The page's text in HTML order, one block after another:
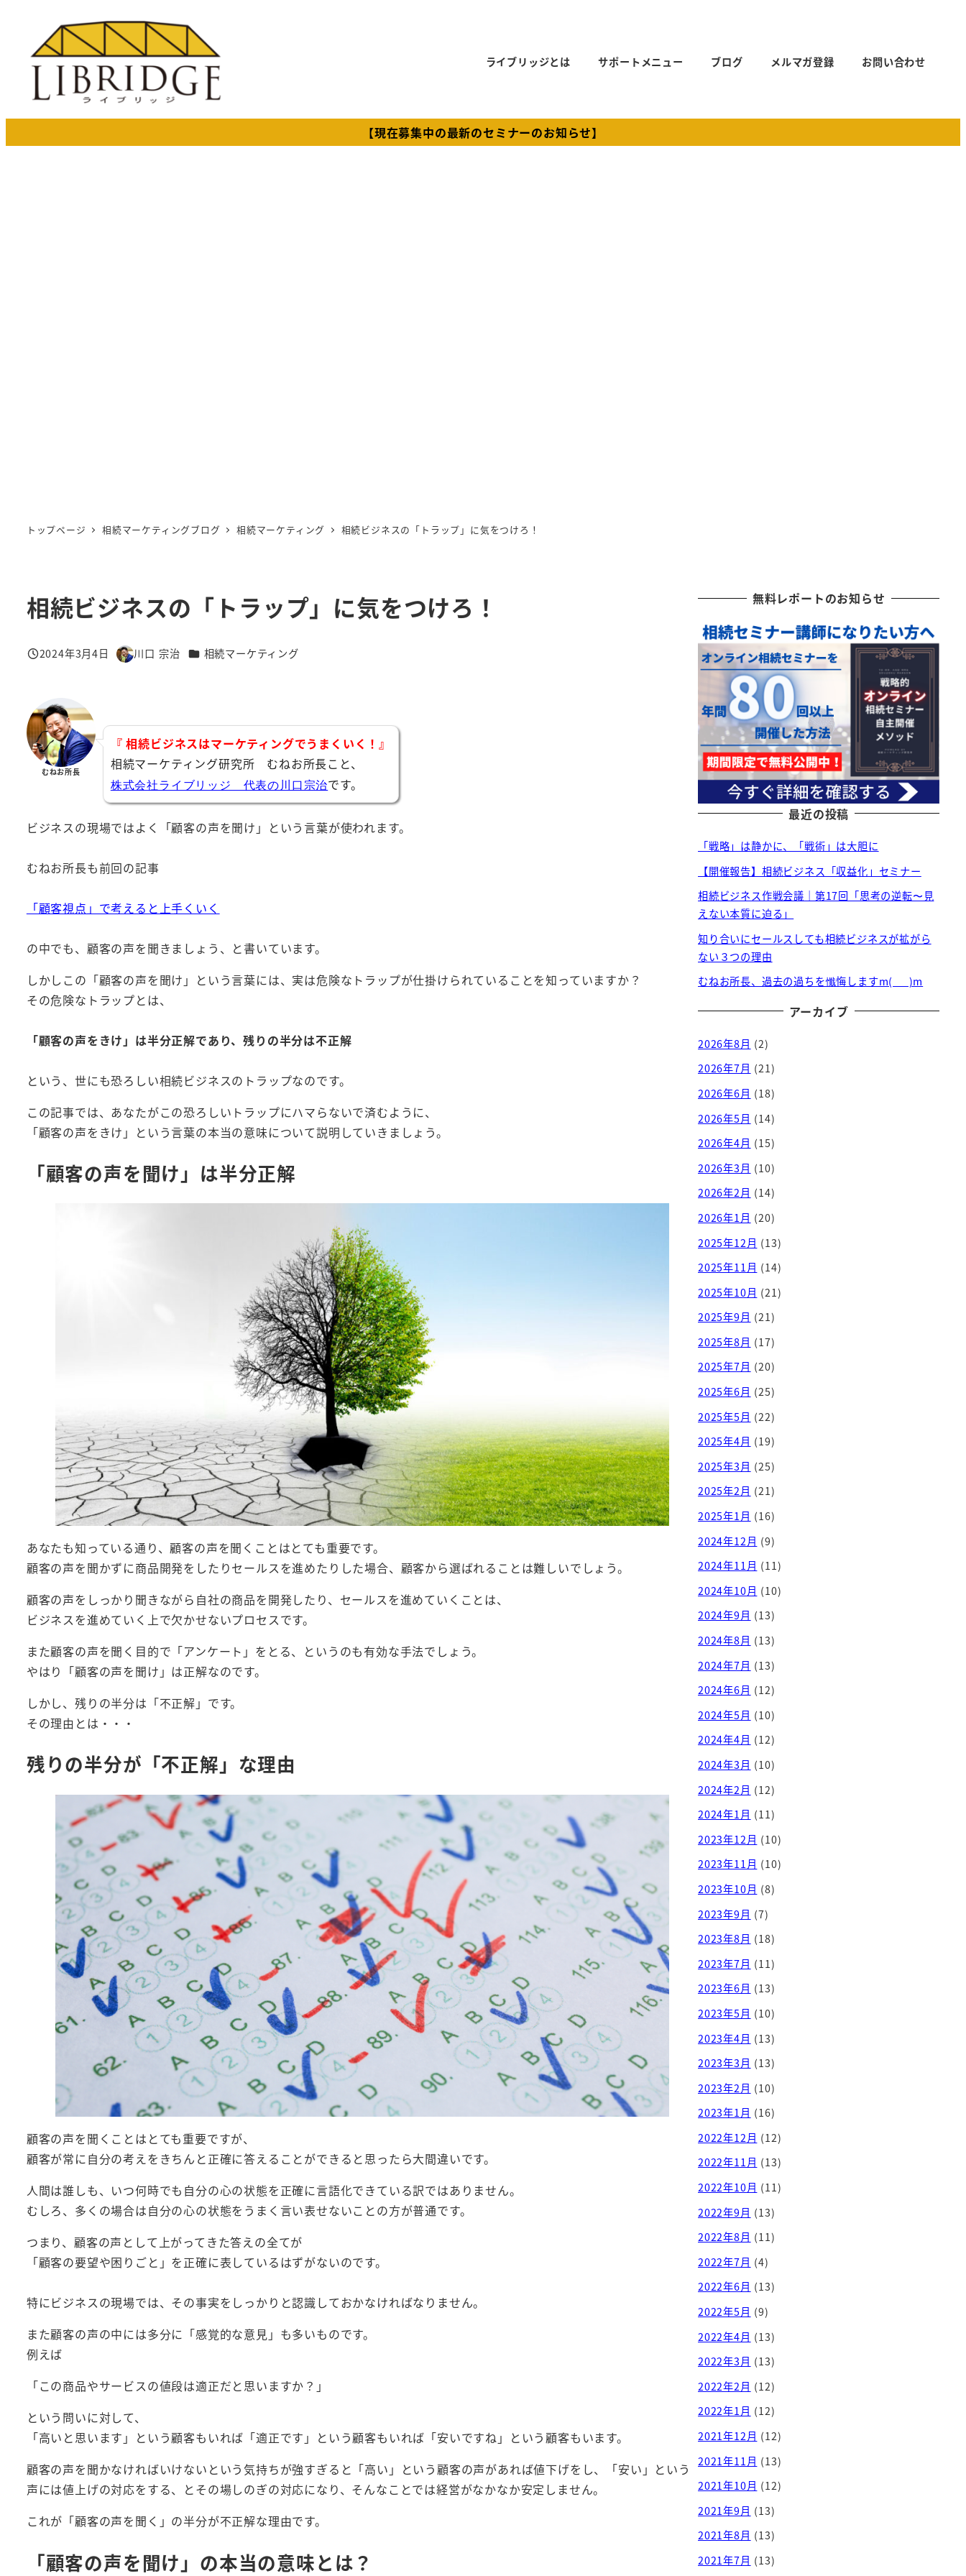
テ
ライブリッジとは サポートメニュー ブログ メルマガ登録 お問い合わせ
【現在募集中の最新のセミナーのお知らせ】
トップページ 相続マーケティングブログ 相続マーケティング 相続ビジネスの「トラップ」に気をつけろ！
相続ビジネスの「トラップ」に気をつけろ！
投稿日
2024年3月4日
著
川口 宗治 カテゴリー
相続マーケティング
むねお所長
『 相続ビジネスはマーケティングでうまくいく！』
相続マーケティング研究所 むねお所長こと、
株式会社ライブリッジ 代表の川口宗治です。
ビジネスの現場ではよく「顧客の声を聞け」という言葉が使われます。
むねお所長も前回の記事
「顧客視点」で考えると上手くいく
の中でも、顧客の声を聞きましょう、と書いています。
しかしこの「顧客の声を聞け」という言葉には、実は危険なトラップが仕掛けられていることを知っていますか？
その危険なトラップとは、
「顧客の声をきけ」は半分正解であり、残りの半分は不正解
という、世にも恐ろしい相続ビジネスのトラップなのです。
この記事では、あなたがこの恐ろしいトラップにハマらないで済むように、
「顧客の声をきけ」という言葉の本当の意味について説明していきましょう。
「顧客の声を聞け」は半分正解
あなたも知っている通り、顧客の声を聞くことはとても重要です。
顧客の声を聞かずに商品開発をしたりセールスを進めたりした場合、顧客から選ばれることは難しいでしょう。
顧客の声をしっかり聞きながら自社の商品を開発したり、セールスを進めていくことは、
ビジネスを進めていく上で欠かせないプロセスです。
また顧客の声を聞く目的で「アンケート」をとる、というのも有効な手法でしょう。
やはり「顧客の声を聞け」は正解なのです。
しかし、残りの半分は「不正解」です。
その理由とは・・・
残りの半分が「不正解」な理由
顧客の声を聞くことはとても重要ですが、
顧客が常に自分の考えをきちんと正確に答えることができると思ったら大間違いです。
人間は誰しも、いつ何時でも自分の心の状態を正確に言語化できている訳ではありません。
むしろ、多くの場合は自分の心の状態をうまく言い表せないことの方が普通です。
つまり、顧客の声として上がってきた答えの全てが
「顧客の要望や困りごと」を正確に表しているはずがないのです。
特にビジネスの現場では、その事実をしっかりと認識しておかなければなりません。
また顧客の声の中には多分に「感覚的な意見」も多いものです。
例えば
「この商品やサービスの値段は適正だと思いますか？」
という問いに対して、
「高いと思います」という顧客もいれば「適正です」という顧客もいれば「安いですね」という顧客もいます。
顧客の声を聞かなければいけないという気持ちが強すぎると「高い」という顧客の声があれば値下げをし、「安い」という
声には値上げの対応をする、とその場しのぎの対応になり、そんなことでは経営がなかなか安定しません。
これが「顧客の声を聞く」の半分が不正解な理由です。
「顧客の声を聞け」の本当の意味とは？
無料レポートのお知らせ
最近の投稿
「戦略」は静かに、「戦術」は大胆に
【開催報告】相続ビジネス「収益化」セミナー
相続ビジネス作戦会議｜第17回「思考の逆転〜見
えない本質に迫る」
知り合いにセールスしても相続ビジネスが拡がら
ない３つの理由
むねお所長、過去の過ちを懺悔しますm(_ _)m
アーカイブ
2026年8月 (2)
2026年7月 (21)
2026年6月 (18)
2026年5月 (14)
2026年4月 (15)
2026年3月 (10)
2026年2月 (14)
2026年1月 (20)
2025年12月 (13)
2025年11月 (14)
2025年10月 (21)
2025年9月 (21)
2025年8月 (17)
2025年7月 (20)
2025年6月 (25)
2025年5月 (22)
2025年4月 (19)
2025年3月 (25)
2025年2月 (21)
2025年1月 (16)
2024年12月 (9)
2024年11月 (11)
2024年10月 (10)
2024年9月 (13)
2024年8月 (13)
2024年7月 (13)
2024年6月 (12)
2024年5月 (10)
2024年4月 (12)
2024年3月 (10)
2024年2月 (12)
2024年1月 (11)
2023年12月 (10)
2023年11月 (10)
2023年10月 (8)
2023年9月 (7)
2023年8月 (18)
2023年7月 (11)
2023年6月 (13)
2023年5月 (10)
2023年4月 (13)
2023年3月 (13)
2023年2月 (10)
2023年1月 (16)
2022年12月 (12)
2022年11月 (13)
2022年10月 (11)
2022年9月 (13)
2022年8月 (11)
2022年7月 (4)
2022年6月 (13)
2022年5月 (9)
2022年4月 (13)
2022年3月 (13)
2022年2月 (12)
2022年1月 (12)
2021年12月 (12)
2021年11月 (13)
2021年10月 (12)
2021年9月 (13)
2021年8月 (13)
2021年7月 (13)